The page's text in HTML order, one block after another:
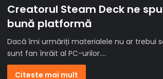
Creatorul Steam Deck ne
bună platformă
Dacă îmi urmăriți materialele nu ar trebui
sunt fan înrăit al PC-urilor.…
Citeste mai mult